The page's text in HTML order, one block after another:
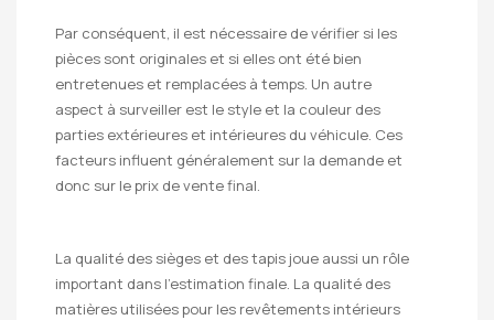
Par conséquent, il est nécessaire de vérifier si les
pièces sont originales et si elles ont été bien
entretenues et remplacées à temps. Un autre
aspect à surveiller est le style et la couleur des
parties extérieures et intérieures du véhicule. Ces
facteurs influent généralement sur la demande et
donc sur le prix de vente final.
La qualité des sièges et des tapis joue aussi un rôle
important dans l’estimation finale. La qualité des
matières utilisées pour les revêtements intérieurs